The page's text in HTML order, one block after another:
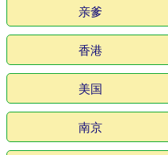
亲爹
香港
美国
南京